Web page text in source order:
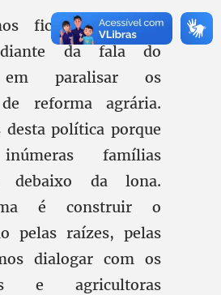
ficar de braços
diante da fala do
em paralisar os
de reforma agrária.
desta política porque
famílias
debaixo da lona.
é construir o
pelas raízes, pelas
dialogar com os
e agricultoras